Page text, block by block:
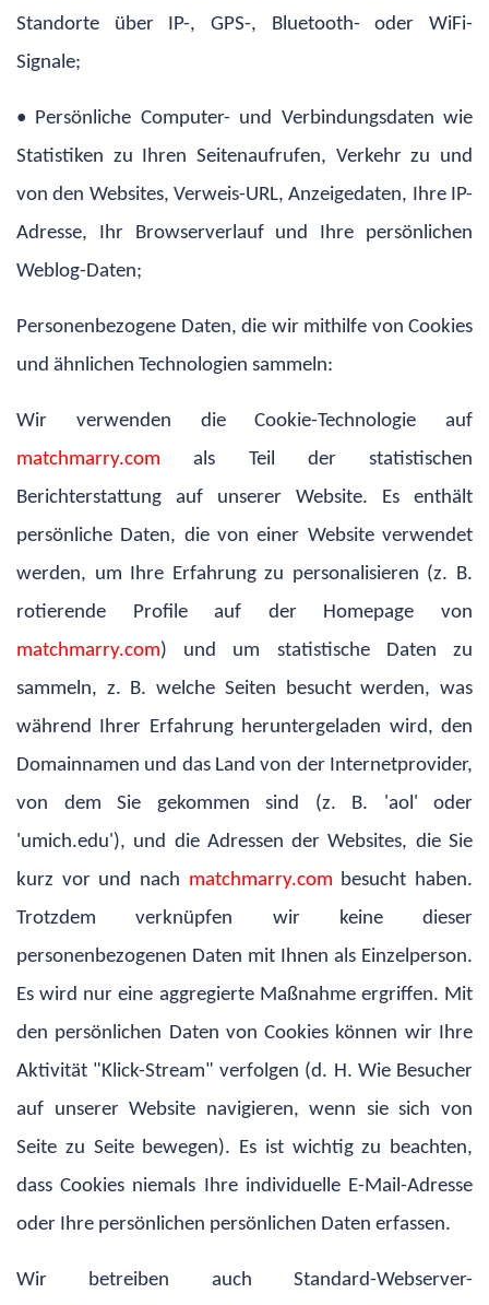
Standorte über IP-, GPS-, Bluetooth- oder WiFi-
Signale;
• Persönliche Computer- und Verbindungsdaten wie
Statistiken zu Ihren Seitenaufrufen, Verkehr zu und
von den Websites, Verweis-URL, Anzeigedaten, Ihre IP-
Adresse, Ihr Browserverlauf und Ihre persönlichen
Weblog-Daten;
Personenbezogene Daten, die wir mithilfe von Cookies
und ähnlichen Technologien sammeln:
Wir verwenden die Cookie-Technologie auf
matchmarry.comals Teil der statistischen
Berichterstattung auf unserer Website. Es enthält
persönliche Daten, die von einer Website verwendet
werden, um Ihre Erfahrung zu personalisieren (z. B.
rotierende Profile auf der Homepage von
matchmarry.com) und um statistische Daten zu
sammeln, z. B. welche Seiten besucht werden, was
während Ihrer Erfahrung heruntergeladen wird, den
Domainnamen und das Land von der Internetprovider,
von dem Sie gekommen sind (z. B. 'aol' oder
'umich.edu'), und die Adressen der Websites, die Sie
kurz vor und nach matchmarry.com besucht haben.
Trotzdem verknüpfen wir keine dieser
personenbezogenen Daten mit Ihnen als Einzelperson.
Es wird nur eine aggregierte Maßnahme ergriffen. Mit
den persönlichen Daten von Cookies können wir Ihre
Aktivität "Klick-Stream" verfolgen (d. H. Wie Besucher
auf unserer Website navigieren, wenn sie sich von
Seite zu Seite bewegen). Es ist wichtig zu beachten,
dass Cookies niemals Ihre individuelle E-Mail-Adresse
oder Ihre persönlichen persönlichen Daten erfassen.
Wir betreiben auch Standard-Webserver-